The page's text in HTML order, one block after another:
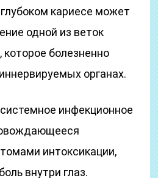
кариесе может
одной из веток
которое болезненно
органах.
инфекционное
интоксикации,
внутри глаз.